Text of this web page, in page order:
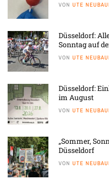
VON UTE
Düsseldorf:
Sonntag auf
VON UTE
Düsseldorf:
im August
VON UTE
„Sommer,
Düsseldorf
VON UTE